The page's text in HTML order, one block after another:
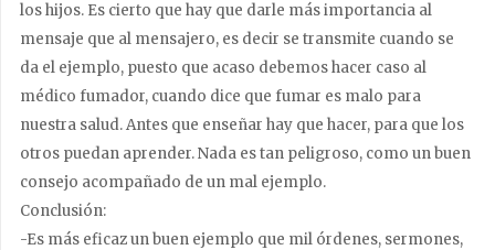
los hijos. Es cierto que hay que darle más importancia al
mensaje que al mensajero, es decir se transmite cuando se
da el ejemplo, puesto que acaso debemos hacer caso al
médico fumador, cuando dice que fumar es malo para
nuestra salud. Antes que enseñar hay que hacer, para que los
otros puedan aprender. Nada es tan peligroso, como un buen
consejo acompañado de un mal ejemplo.
Conclusión:
-Es más eficaz un buen ejemplo que mil órdenes, sermones,